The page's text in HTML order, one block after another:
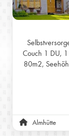
Couch 1 DU,
80m2,
Almhütte